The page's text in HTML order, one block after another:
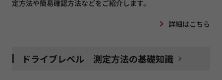
定方法や簡易確認方法などをご紹介します。
詳細はこちら
ドライブレベル 測定方法の基礎知識